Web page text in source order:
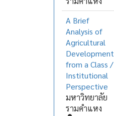
A Brief
Analysis of
Agricultural
Development
from a Class /
Institutional
Perspective
มหาวิทยาลัย
รามคำแหง